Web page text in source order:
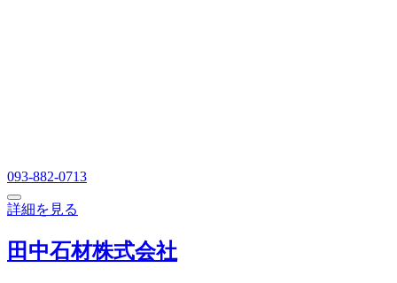
093-882-0713
詳細を見る
田中石材株式会社